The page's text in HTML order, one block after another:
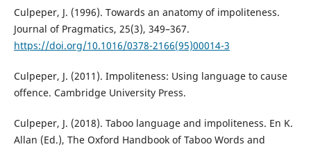
Culpeper, J. (1996). Towards an anatomy of impoliteness.
Journal of Pragmatics, 25(3), 349–367.
https://doi.org/10.1016/0378-2166(95)00014-3
Culpeper, J. (2011). Impoliteness: Using language to cause
offence. Cambridge University Press.
Culpeper, J. (2018). Taboo language and impoliteness. En K.
Allan (Ed.), The Oxford Handbook of Taboo Words and